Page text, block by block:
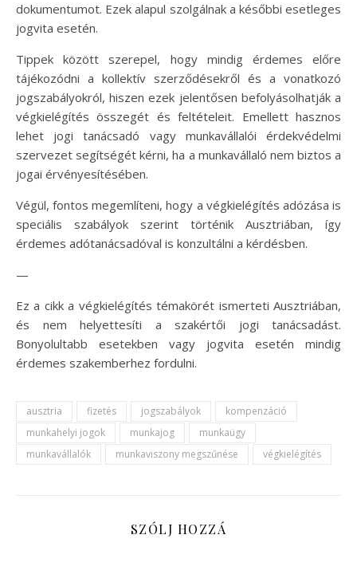
dokumentumot. Ezek alapul szolgálnak a későbbi esetleges
jogvita esetén.
Tippek között szerepel, hogy mindig érdemes előre
tájékozódni a kollektív szerződésekről és a vonatkozó
jogszabályokról, hiszen ezek jelentősen befolyásolhatják a
végkielégítés összegét és feltételeit. Emellett hasznos
lehet jogi tanácsadó vagy munkavállalói érdekvédelmi
szervezet segítségét kérni, ha a munkavállaló nem biztos a
jogai érvényesítésében.
Végül, fontos megemlíteni, hogy a végkielégítés adózása is
speciális szabályok szerint történik Ausztriában, így
érdemes adótanácsadóval is konzultálni a kérdésben.
—
Ez a cikk a végkielégítés témakörét ismerteti Ausztriában,
és nem helyettesíti a szakértői jogi tanácsadást.
Bonyolultabb esetekben vagy jogvita esetén mindig
érdemes szakemberhez fordulni.
ausztria fizetés jogszabályok
kompenzáció
munkahelyi jogok
munkajog
munkaügy
munkavállalók
munkaviszony megszűnése végkielégítés
SZÓLJ HOZZÁ